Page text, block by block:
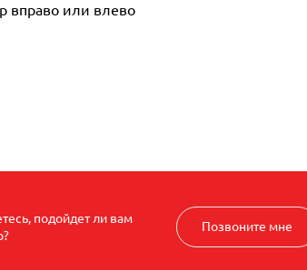
вправо или влево
подойдет ли вам
Позвоните мне